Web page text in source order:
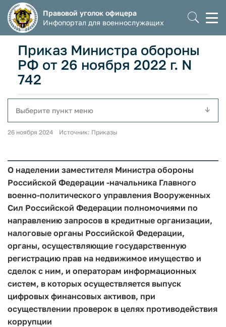
Правовой уголок офицера
Инфопортал для военнослужащих
Приказ Министра обороны
РФ от 26 ноября 2022 г. N
742
Выберите пункт меню
26 ноября 2024 Источник: Приказы
О наделении заместителя Министра обороны
Российской Федерации -начальника Главного
военно-политического управления Вооруженных
Сил Российской Федерации полномочиями по
направлению запросов в кредитные организации,
налоговые органы Российской Федерации,
органы, осуществляющие государственную
регистрацию прав на недвижимое имущество и
сделок с ним, и операторам информационных
систем, в которых осуществляется выпуск
цифровых финансовых активов, при
осуществлении проверок в целях противодействия
коррупции